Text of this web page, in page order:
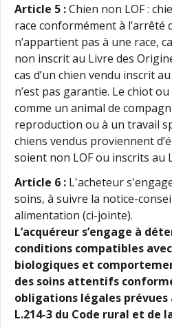
Article 5 :Chien non LOF :
race conformément à l’arrêté
n’appartient pas à une race,
non inscrit au Livre des
cas d’un chien vendu inscrit
n’est pas garantie. Le chiot
comme un animal de
reproduction ou à un travail
chiens vendus proviennent
soient non LOF ou inscrits au
Article 6 : L'acheteur
soins, à suivre la notice-
alimentation (ci-jointe).
L’acquéreur s’engage à
conditions compatibles
biologiques et
des soins attentifs
obligations légales prévues
L.214-3 du Code rural et de